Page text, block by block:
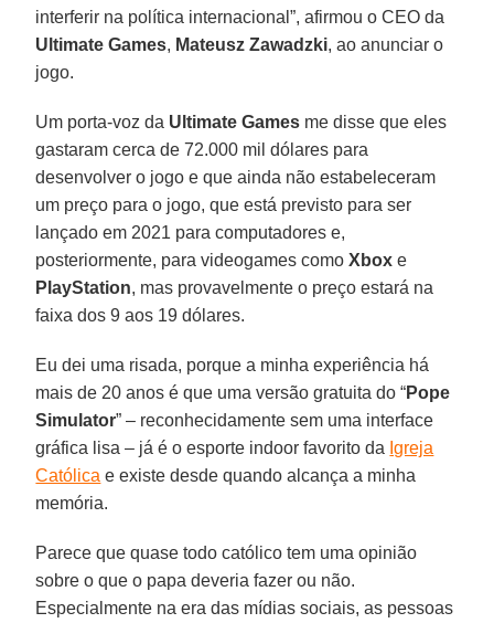
interferir na política internacional”, afirmou o CEO da
Ultimate Games, Mateusz Zawadzki, ao anunciar o
jogo.
Um porta-voz da Ultimate Games me disse que eles
gastaram cerca de 72.000 mil dólares para
desenvolver o jogo e que ainda não estabeleceram
um preço para o jogo, que está previsto para ser
lançado em 2021 para computadores e,
posteriormente, para videogames comoXbox e
PlayStation, mas provavelmente o preço estará na
faixa dos 9 aos 19 dólares.
Eu dei uma risada, porque a minha experiência há
mais de 20 anos é que uma versão gratuita do “Pope
Simulator” – reconhecidamente sem uma interface
gráfica lisa – já é o esporte indoor favorito da Igreja
Católica e existe desde quando alcança a minha
memória.
Parece que quase todo católico tem uma opinião
sobre o que o papa deveria fazer ou não.
Especialmente na era das mídias sociais, as pessoas